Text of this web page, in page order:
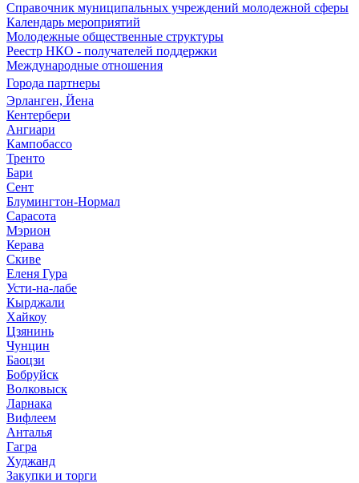
Справочник муниципальных учреждений молодежной сферы
Календарь мероприятий
Молодежные общественные структуры
Реестр НКО - получателей поддержки
Международные отношения
Города партнеры
Эрланген, Йена
Кентербери
Ангиари
Кампобассо
Тренто
Бари
Сент
Блумингтон-Нормал
Сарасота
Мэрион
Керава
Скиве
Еленя Гура
Усти-на-лабе
Кырджали
Хайкоу
Цзянинь
Чунцин
Баоцзи
Бобруйск
Волковыск
Ларнака
Вифлеем
Анталья
Гагра
Худжанд
Закупки и торги